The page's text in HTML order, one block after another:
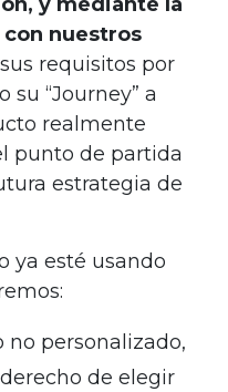
nuestros
requisitos por
“Journey” a
realmente
punto de partida
estrategia de
ya esté usando
personalizado,
de elegir